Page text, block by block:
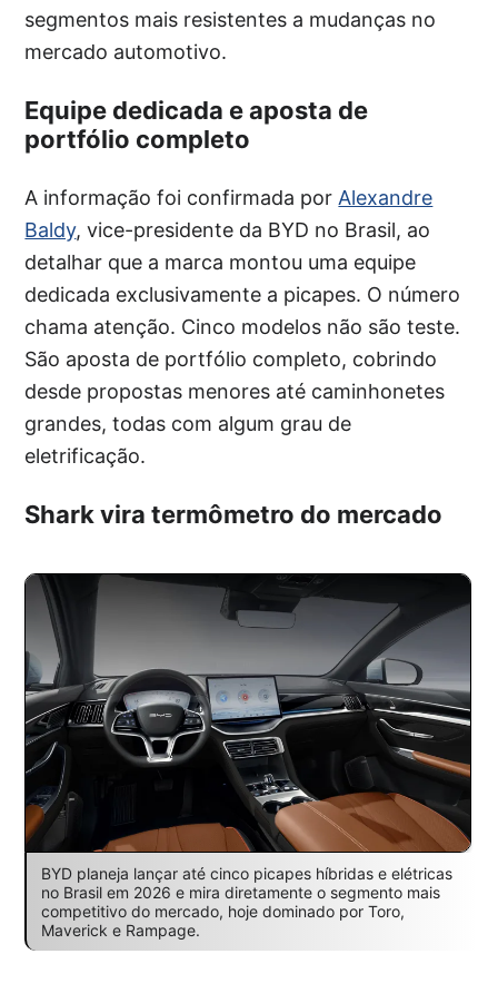
segmentos mais resistentes a mudanças no
mercado automotivo.
Equipe dedicada e aposta de
portfólio completo
A informação foi confirmada por Alexandre
Baldy, vice-presidente da BYD no Brasil, ao
detalhar que a marca montou uma equipe
dedicada exclusivamente a picapes. O número
chama atenção. Cinco modelos não são teste.
São aposta de portfólio completo, cobrindo
desde propostas menores até caminhonetes
grandes, todas com algum grau de
eletrificação.
Shark vira termômetro do mercado
BYD planeja lançar até cinco picapes híbridas e elétricas
no Brasil em 2026 e mira diretamente o segmento mais
competitivo do mercado, hoje dominado por Toro,
Maverick e Rampage.